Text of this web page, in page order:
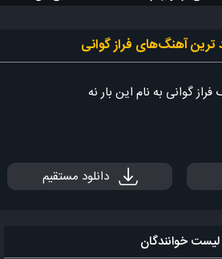
‌ترین آهنگ‌های فراز گوانی
گوانی به نام این بار نه
دانلود مستقیم
لیست خوانندگان